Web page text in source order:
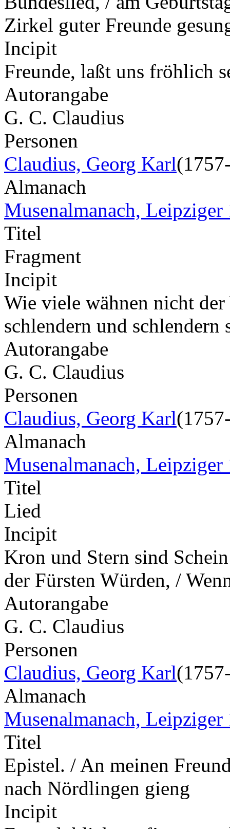
Zirkel guter Freunde
Incipit
Freunde, laßt uns fröhlich
Autorangabe
G. C. Claudius
Personen
Claudius, Georg Karl
Almanach
Musenalmanach, Leipziger
Titel
Fragment
Incipit
Wie viele wähnen nicht
schlendern und
Autorangabe
G. C. Claudius
Personen
Claudius, Georg Karl
Almanach
Musenalmanach, Leipziger
Titel
Lied
Incipit
Kron und Stern sind
der Fürsten Würden, /
Autorangabe
G. C. Claudius
Personen
Claudius, Georg Karl
Almanach
Musenalmanach, Leipziger
Titel
Epistel. / An meinen
nach Nördlingen gieng
Incipit